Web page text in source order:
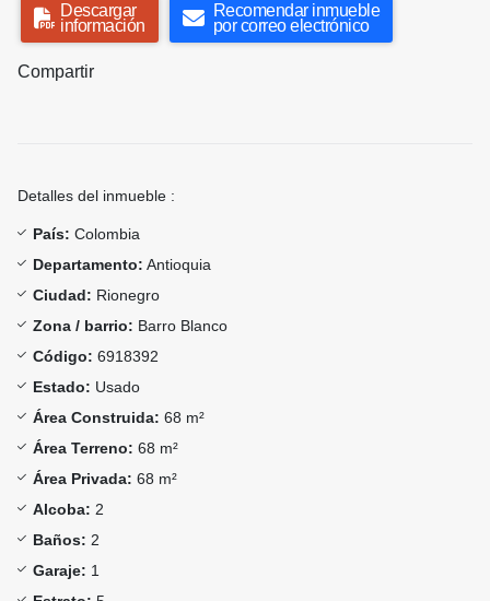
Descargar
información
Recomendar inmueble
por correo electrónico
Compartir
Detalles del inmueble :
País: Colombia
Departamento: Antioquia
Ciudad: Rionegro
Zona / barrio: Barro Blanco
Código: 6918392
Estado: Usado
Área Construida: 68 m²
Área Terreno: 68 m²
Área Privada: 68 m²
Alcoba: 2
Baños: 2
Garaje: 1